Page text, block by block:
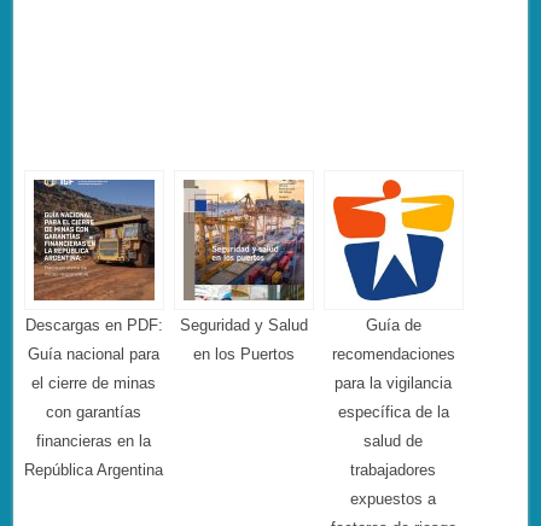
Descargas en PDF:
Guía nacional para
el cierre de minas
con garantías
financieras en la
República Argentina
Seguridad y Salud
en los Puertos
Guía de
recomendaciones
para la vigilancia
específica de la
salud de
trabajadores
expuestos a